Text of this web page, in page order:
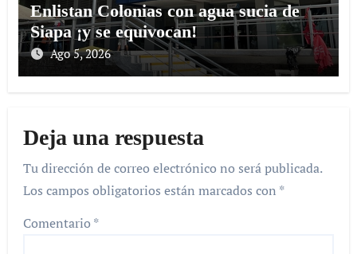
Enlistan Colonias con agua sucia de
Siapa ¡y se equivocan!
Ago 5, 2026
Deja una respuesta
Tu dirección de correo electrónico no será publicada.
Los campos obligatorios están marcados con *
Comentario *